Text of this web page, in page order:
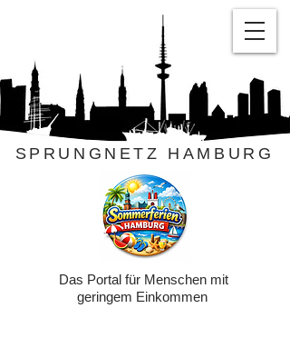
SPRUNGNETZ HAMBURG
Das Portal für Menschen mit
geringem Einkommen